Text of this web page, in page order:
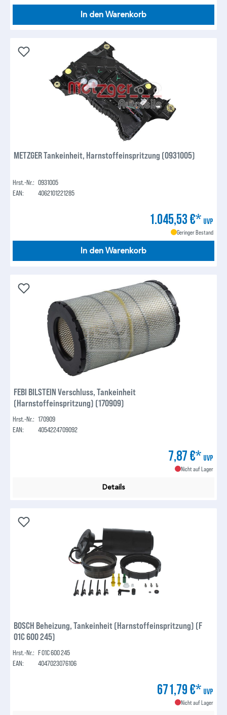
In den Warenkorb
METZGER Tankeinheit, Harnstoffeinspritzung (0931005)
Hrst.-Nr.: 0931005
EAN:
4062101221285
1.045,53 €* UVP
Geringer Bestand
In den Warenkorb
FEBI BILSTEIN Verschluss, Tankeinheit
(Harnstoffeinspritzung) (170909)
Hrst.-Nr.: 170909
EAN:
4054224709092
7,87 €* UVP
Nicht auf Lager
Details
BOSCH Beheizung, Tankeinheit (Harnstoffeinspritzung) (F
01C 600 245)
Hrst.-Nr.: F 01C 600 245
EAN:
4047023076106
671,79 €* UVP
Nicht auf Lager